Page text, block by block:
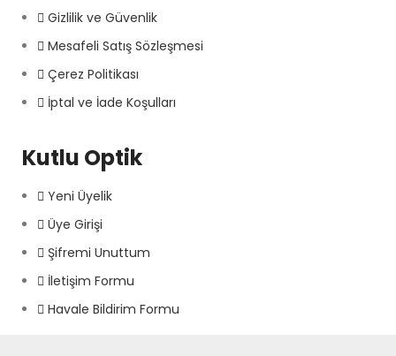
Gizlilik ve Güvenlik
Mesafeli Satış Sözleşmesi
Çerez Politikası
İptal ve İade Koşulları
Kutlu Optik
Yeni Üyelik
Üye Girişi
Şifremi Unuttum
İletişim Formu
Havale Bildirim Formu